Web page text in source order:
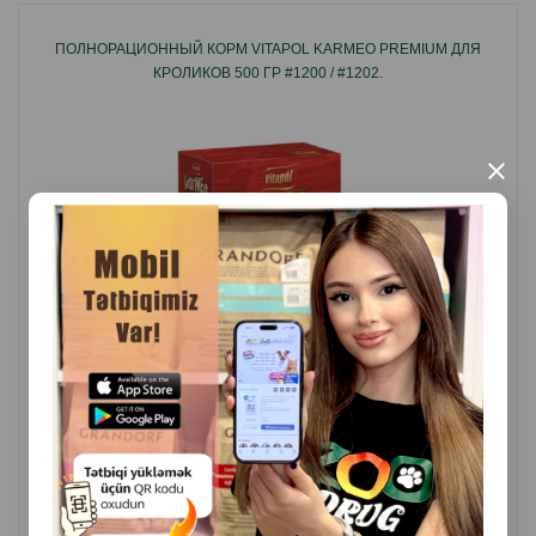
×
ПОЛНОРАЦИОННЫЙ КОРМ VITAPOL KARMEO PREMIUM ДЛЯ
КРОЛИКОВ 500 ГР #1200 / #1202.
( Отзывы)
Цена
Купить
500 гр (пачка)
4.00
1 кг 7.00